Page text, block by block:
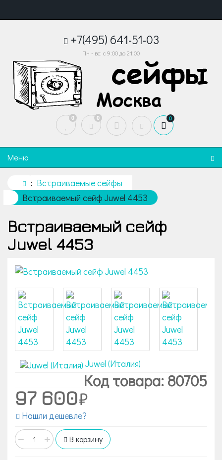
+7(495) 641-51-03
Пн - вс: с 9:00 до 21:00
0 0 0
Меню
Встраиваемые сейфы
Встраиваемый сейф Juwel 4453
Встраиваемый сейф
Juwel 4453
Juwel (Италия)
Код товара: 80705
97 600
Нашли дешевле?
− + В корзину